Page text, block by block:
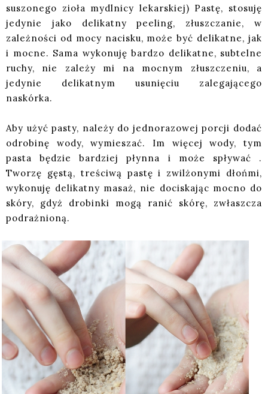
suszonego zioła mydlnicy lekarskiej) Pastę, stosuję
jedynie jako delikatny peeling, złuszczanie, w
zależności od mocy nacisku, może być delikatne, jak
i mocne. Sama wykonuję bardzo delikatne, subtelne
ruchy, nie zależy mi na mocnym złuszczeniu, a
jedynie delikatnym usunięciu zalegającego
naskórka.
Aby użyć pasty, należy do jednorazowej porcji dodać
odrobinę wody, wymieszać. Im więcej wody, tym
pasta będzie bardziej płynna i może spływać .
Tworzę gęstą, treściwą pastę i zwilżonymi dłońmi,
wykonuję delikatny masaż, nie dociskając mocno do
skóry, gdyż drobinki mogą ranić skórę, zwłaszcza
podrażnioną.